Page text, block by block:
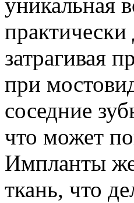
уникальная
затрагивая
при
соседние
что может
Импланты
ткань, что